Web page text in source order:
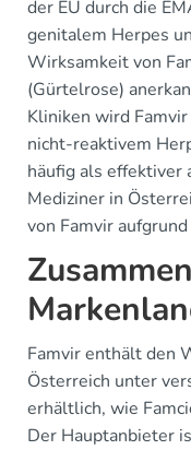
der EU durch die
genitalem Herpes
Wirksamkeit von
(Gürtelrose)
Kliniken wird
nicht-reaktivem
häufig als effektiver
Mediziner in
von Famvir
Famvir enthält den
Österreich unter
erhältlich, wie
Der Hauptanbieter